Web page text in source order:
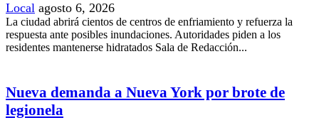
Local agosto 6, 2026
La ciudad abrirá cientos de centros de enfriamiento y refuerza la
respuesta ante posibles inundaciones. Autoridades piden a los
residentes mantenerse hidratados Sala de Redacción...
Nueva demanda a Nueva York por brote de
legionela